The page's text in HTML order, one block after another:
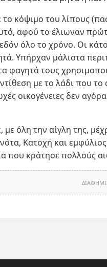
το κόψιμο του λίπους
αφού το έλιωναν
όλο το χρόνο. Οι
Υπήρχαν μάλιστα
φαγητά τους
με το λάδι που
οικογένειες δεν
με όλη την αίγλη της,
Κατοχή και
που κράτησε πολλούς